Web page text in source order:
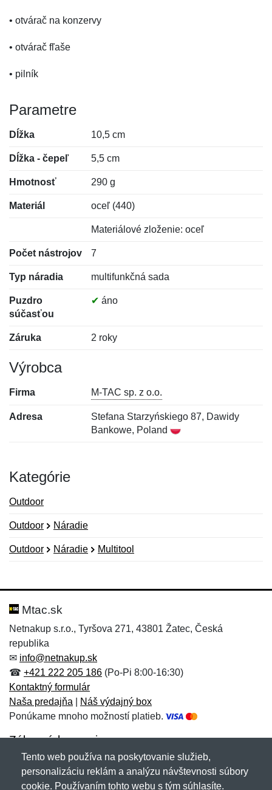
• otvárač na konzervy
• otvárač fľaše
• pilník
Parametre
Dĺžka 10,5 cm
Dĺžka - čepeľ 5,5 cm
Hmotnosť 290 g
Materiál oceľ (440)
Materiálové zloženie: oceľ
Počet nástrojov 7
Typ náradia multifunkčná sada
Puzdro
súčasťou
✔ áno
Záruka 2 roky
Výrobca
Firma M-TAC sp. z o.o.
Adresa
Stefana Starzyńskiego 87, Dawidy
Bankowe, Poland
Kategórie
Outdoor
Outdoor Náradie
Outdoor Náradie Multitool
Hodnotenie:
Meno:*
E-mail:
Správa*
Meno:
E-mail:*
Správa*
Mtac.sk
Netnakup s.r.o., Tyršova 271, 43801 Žatec, Česká
republika
✉ info@netnakup.sk
☎ +421 222 205 186 (Po-Pi 8:00-16:30)
Kontaktný formulár
Naša predajňa
Náš výdajný box
Ponúkame mnoho možností platieb.
Zákaznícky servis
Novinky emailom
Tento web používa na poskytovanie služieb,
personalizáciu reklám a analýzu návštevnosti súbory
cookie. Používaním tohto webu s tým súhlasíte.